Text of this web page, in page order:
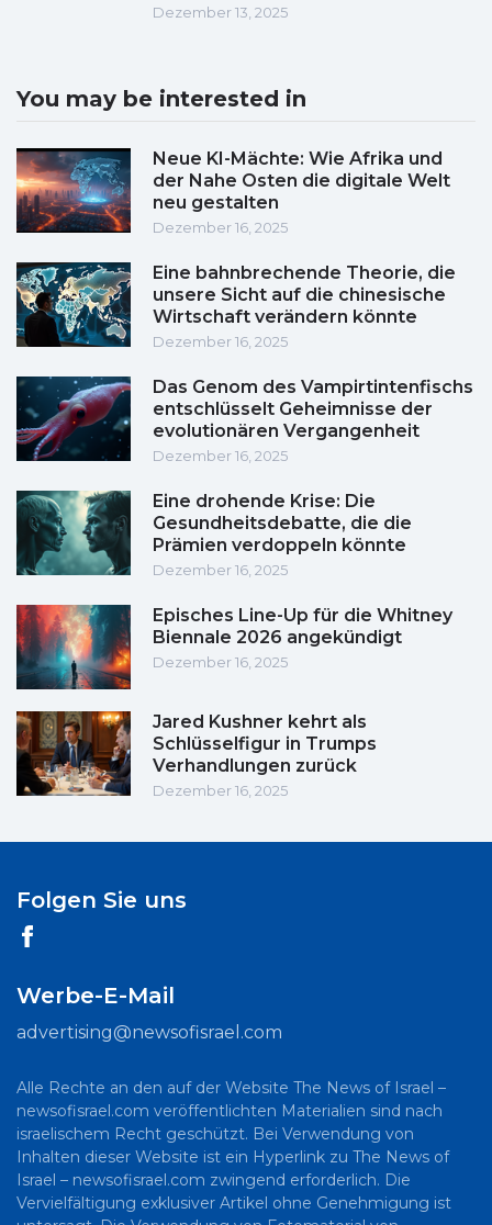
Dezember 13, 2025
You may be interested in
Neue KI-Mächte: Wie Afrika und
der Nahe Osten die digitale Welt
neu gestalten
Dezember 16, 2025
Eine bahnbrechende Theorie, die
unsere Sicht auf die chinesische
Wirtschaft verändern könnte
Dezember 16, 2025
Das Genom des Vampirtintenfischs
entschlüsselt Geheimnisse der
evolutionären Vergangenheit
Dezember 16, 2025
Eine drohende Krise: Die
Gesundheitsdebatte, die die
Prämien verdoppeln könnte
Dezember 16, 2025
Episches Line-Up für die Whitney
Biennale 2026 angekündigt
Dezember 16, 2025
Jared Kushner kehrt als
Schlüsselfigur in Trumps
Verhandlungen zurück
Dezember 16, 2025
Folgen Sie uns
Werbe-E-Mail
advertising@newsofisrael.com
Alle Rechte an den auf der Website The News of Israel –
newsofisrael.com veröffentlichten Materialien sind nach
israelischem Recht geschützt. Bei Verwendung von
Inhalten dieser Website ist ein Hyperlink zu The News of
Israel – newsofisrael.com zwingend erforderlich. Die
Vervielfältigung exklusiver Artikel ohne Genehmigung ist